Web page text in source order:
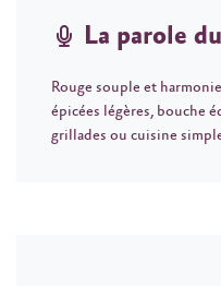
La parole
Rouge souple et
épicées légères, bouche
grillades ou cuisine